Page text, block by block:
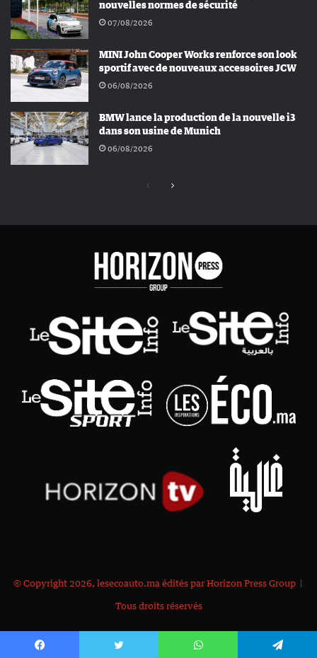
nouvelles normes de sécurité
07/08/2026
MINI John Cooper Works renforce son look
sportif avec de nouveaux accessoires JCW
06/08/2026
BMW lance la production de la nouvelle i3
dans son usine de Munich
06/08/2026
Page
Page
© Copyright 2026, lesecoauto.ma édités par Horizon Press Group |
Tous droits réservés